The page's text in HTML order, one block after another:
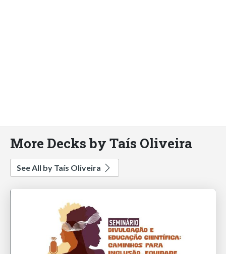
More Decks by Taís Oliveira
See All by Taís Oliveira